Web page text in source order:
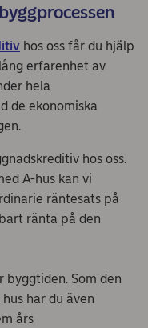
hos oss får du hjälp
erfarenhet av
hela
de ekonomiska
hos oss.
A-hus kan vi
räntesats på
ränta på den
byggtiden. Som den
har du även
års